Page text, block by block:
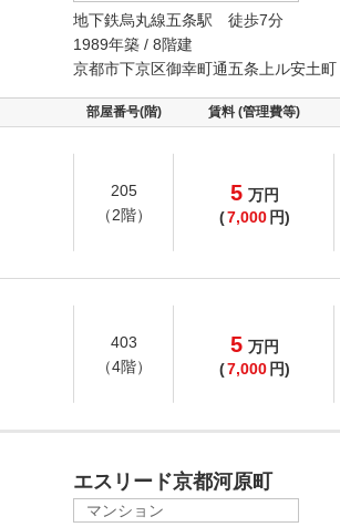
地下鉄烏丸線五条駅 徒歩7分
1989年築 / 8階建
京都市下京区御幸町通五条上ル安土町
部屋番号(階) 賃料 (管理費等)
205
（2階）
5 万円
(7,000 円)
403
（4階）
5 万円
(7,000 円)
エスリード京都河原町
マンション